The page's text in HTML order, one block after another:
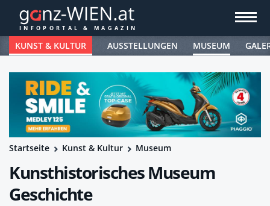
KUNST & KULTUR AUSSTELLUNGEN MUSEUM
Startseite Kunst & Kultur Museum
Kunsthistorisches Museum
Geschichte